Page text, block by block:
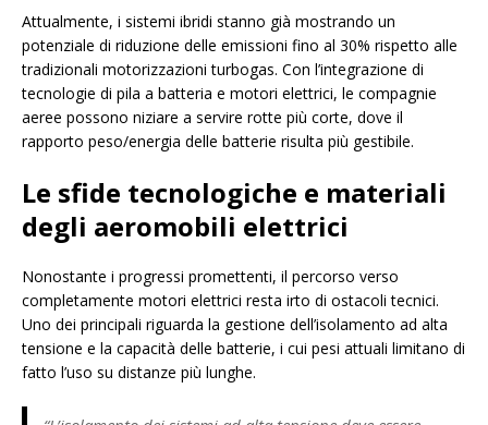
Attualmente, i sistemi ibridi stanno già mostrando un
potenziale di riduzione delle emissioni fino al 30% rispetto alle
tradizionali motorizzazioni turbogas. Con l’integrazione di
tecnologie di pila a batteria e motori elettrici, le compagnie
aeree possono niziare a servire rotte più corte, dove il
rapporto peso/energia delle batterie risulta più gestibile.
Le sfide tecnologiche e materiali
degli aeromobili elettrici
Nonostante i progressi promettenti, il percorso verso
completamente motori elettrici resta irto di ostacoli tecnici.
Uno dei principali riguarda la gestione dell’isolamento ad alta
tensione e la capacità delle batterie, i cui pesi attuali limitano di
fatto l’uso su distanze più lunghe.